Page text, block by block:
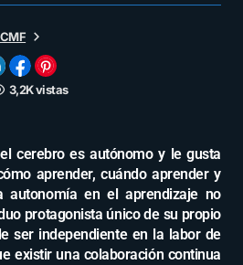
3,2K vistas
cerebro es autónomo y le gusta
aprender, cuándo aprender y
autonomía en el aprendizaje no
protagonista único de su propio
ser independiente en la labor de
existir una colaboración continua